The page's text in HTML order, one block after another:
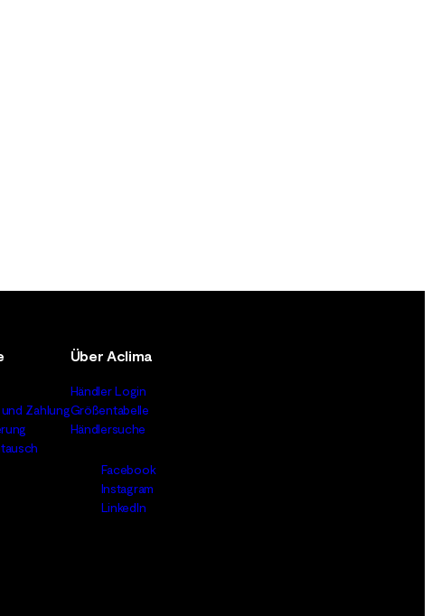
Zahlung
Über Aclima
Händler Login
Größentabelle
Händlersuche
Facebook
Instagram
LinkedIn